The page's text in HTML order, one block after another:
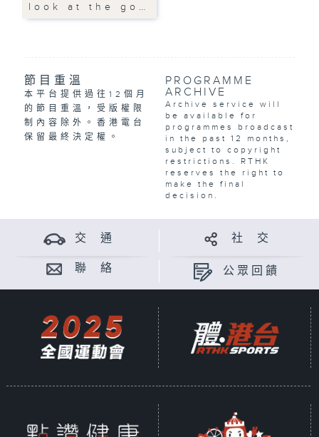
look at the go…
節目重溫
本平台提供過往12個月
的節目重溫，受版權限
制內容除外。香港電台
保留最終決定權。
PROGRAMME
ARCHIVE
Archive service will
be available for
programmes broadcast
in the past 12 months,
subject to copyright
restrictions. RTHK
reserves the right to
make the final
decision.
交 通 社 交
聯 絡 公眾回饋